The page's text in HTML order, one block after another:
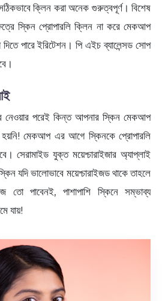
ক্লিন করা অনেক গুরুত্বপূর্ণ। বিশেষ
স্কিন প্রোপারলি ক্লিন না করে মেকআপ
দিতে পারে ইরিটেশন। পি এইচ ব্যালেন্সড সোপ
নেওয়ার পরেই কিন্ত আপনার স্কিন মেকআপ
হয়নি! মেকআপ এর আগে স্কিনকে প্রোপারলি
সেরামাইড যুক্ত ময়েশ্চারাইজার অ্যাপ্লাই
যদি ভালোভাবে ময়েশ্চারাইজড থাকে তাহলে
পাবেনই, পাশাপাশি স্কিনে সম্ভাব্য
যায়!